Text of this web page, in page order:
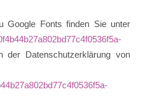
Google Fonts finden Sie unter
der Datenschutzerklärung von